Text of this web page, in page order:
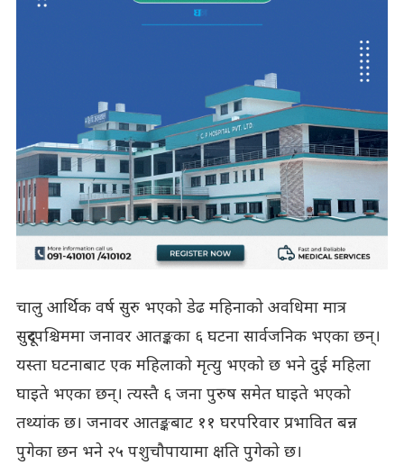
चालु आर्थिक वर्ष सुरु भएको डेढ महिनाको अवधिमा मात्र
सुदूरपश्चिममा जनावर आतङ्कका ६ घटना सार्वजनिक भएका छन्।
यस्ता घटनाबाट एक महिलाको मृत्यु भएको छ भने दुई महिला
घाइते भएका छन्। त्यस्तै ६ जना पुरुष समेत घाइते भएको
तथ्यांक छ। जनावर आतङ्कबाट ११ घरपरिवार प्रभावित बन्न
पुगेका छन भने २५ पशुचौपायामा क्षति पुगेको छ।